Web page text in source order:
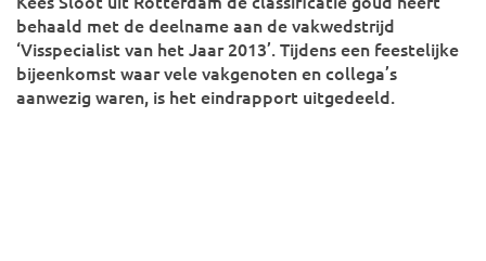
behaald met de deelname aan de vakwedstrijd
‘Visspecialist van het Jaar 2013’. Tijdens een feestelijke
bijeenkomst waar vele vakgenoten en collega’s
aanwezig waren, is het eindrapport uitgedeeld.